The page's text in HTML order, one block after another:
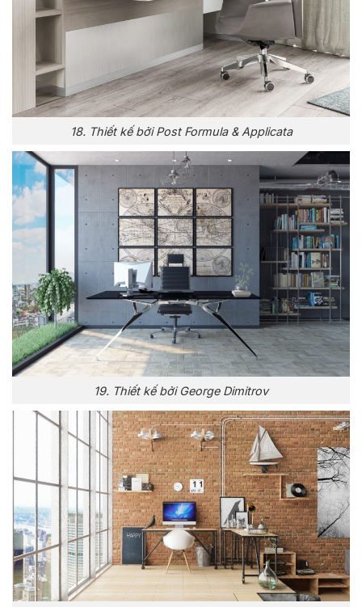
18. Thiết kế bởi Post Formula & Applicata
19. Thiết kế bởi George Dimitrov